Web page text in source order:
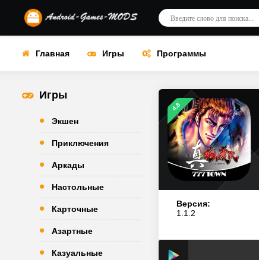
Главная Игры Программы
Игры
Экшен
Приключения
Аркады
Настольные
Карточные
Азартные
Казуальные
4.8
Версия:
1.1.2